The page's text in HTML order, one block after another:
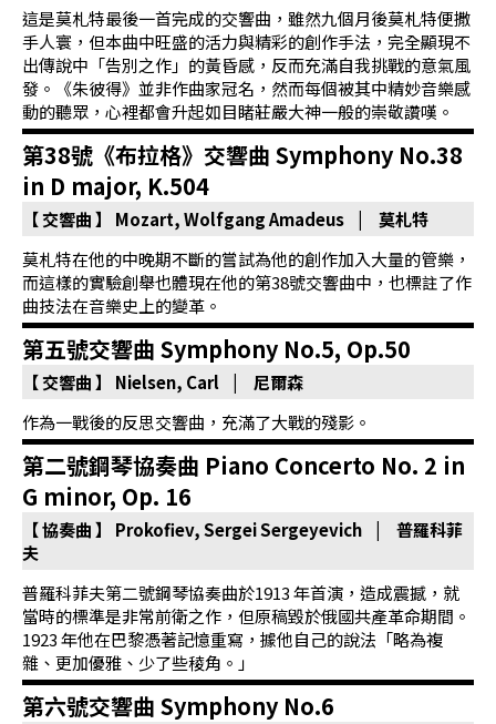
最
新
消
息
關
於
夜
鶯
基
金
會
聯
絡
我
們
登
入/
加
入
會
員
這是莫札特最後一首完成的交響曲，雖然九個月後莫札特便撒
手人寰，但本曲中旺盛的活力與精彩的創作手法，完全顯現不
出傳說中「告別之作」的黃昏感，反而充滿自我挑戰的意氣風
發。《朱彼得》並非作曲家冠名，然而每個被其中精妙音樂感
動的聽眾，心裡都會升起如目睹莊嚴大神一般的崇敬讚嘆。
第38號《布拉格》交響曲 Symphony No.38
in D major, K.504
【 交響曲 】
Mozart, Wolfgang Amadeus | 莫札特
莫札特在他的中晚期不斷的嘗試為他的創作加入大量的管樂，
而這樣的實驗創舉也體現在他的第38號交響曲中，也標註了作
曲技法在音樂史上的變革。
第五號交響曲 Symphony No.5, Op.50
【 交響曲 】
Nielsen, Carl | 尼爾森
作為一戰後的反思交響曲，充滿了大戰的殘影。
第二號鋼琴協奏曲 Piano Concerto No. 2 in
G minor, Op. 16
【 協奏曲 】
Prokofiev, Sergei Sergeyevich | 普羅科菲
夫
普羅科菲夫第二號鋼琴協奏曲於1913 年首演，造成震撼，就
當時的標準是非常前衛之作，但原稿毀於俄國共產革命期間。
1923 年他在巴黎憑著記憶重寫，據他自己的說法「略為複
雜、更加優雅、少了些稜角。」
第六號交響曲 Symphony No.6